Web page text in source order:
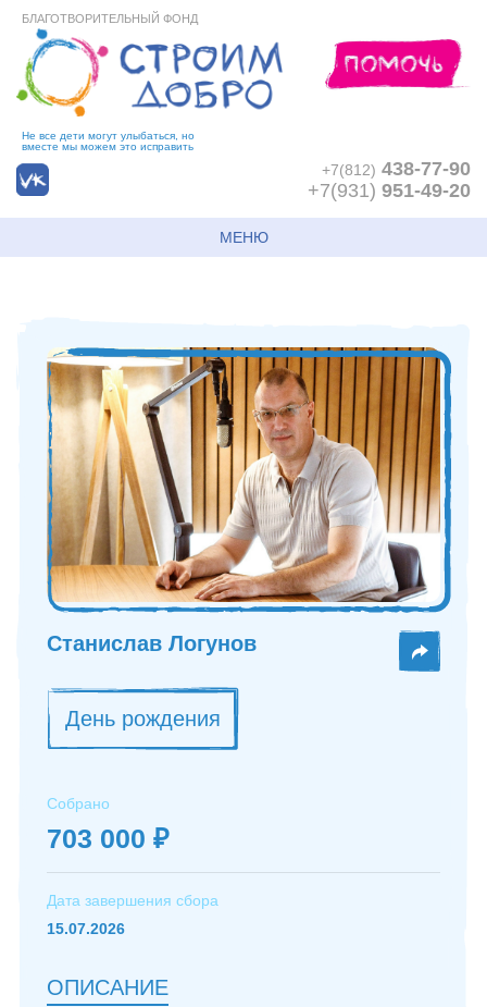
БЛАГОТВОРИТЕЛЬНЫЙ ФОНД
Не все дети могут улыбаться, но
вместе мы можем это исправить
+7(812) 438-77-90
+7(931) 951-49-20
МЕНЮ
Станислав Логунов
День рождения
Собрано
703 000 ₽
Дата завершения сбора
15.07.2026
ОПИСАНИЕ